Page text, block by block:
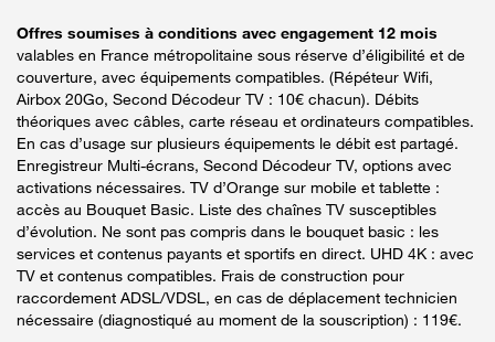
Offres soumises à conditions avec engagement 12 mois
valables en France métropolitaine sous réserve d’éligibilité et de
couverture, avec équipements compatibles. (Répéteur Wifi,
Airbox 20Go, Second Décodeur TV : 10€ chacun). Débits
théoriques avec câbles, carte réseau et ordinateurs compatibles.
En cas d’usage sur plusieurs équipements le débit est partagé.
Enregistreur Multi-écrans, Second Décodeur TV, options avec
activations nécessaires. TV d’Orange sur mobile et tablette :
accès au Bouquet Basic. Liste des chaînes TV susceptibles
d’évolution. Ne sont pas compris dans le bouquet basic : les
services et contenus payants et sportifs en direct. UHD 4K : avec
TV et contenus compatibles. Frais de construction pour
raccordement ADSL/VDSL, en cas de déplacement technicien
nécessaire (diagnostiqué au moment de la souscription) : 119€.